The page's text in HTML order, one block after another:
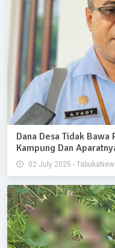
Dana Desa Tidak
Kampung Dan
02 July 2025 -